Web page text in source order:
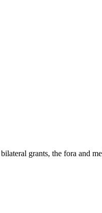
grants, the fora and